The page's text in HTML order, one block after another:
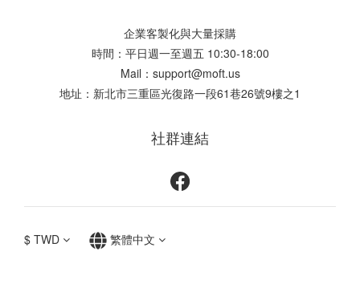
企業客製化與大量採購
時間：平日週一至週五 10:30-18:00
Mail：support@moft.us
地址：新北市三重區光復路一段61巷26號9樓之1
社群連結
$ TWD 繁體中文